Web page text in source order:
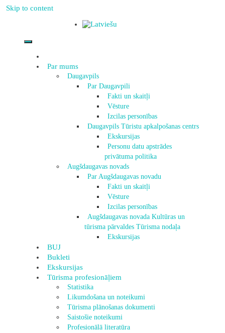
Skip to content
Par mums
Daugavpils
Par Daugavpili
Fakti un skaitļi
Vēsture
Izcilas personības
Daugavpils Tūristu apkalpošanas centrs
Ekskursijas
Personu datu apstrādes
privātuma politika
Augšdaugavas novads
Par Augšdaugavas novadu
Fakti un skaitļi
Vēsture
Izcilas personības
Augšdaugavas novada Kultūras un
tūrisma pārvaldes Tūrisma nodaļa
Ekskursijas
BUJ
Bukleti
Ekskursijas
Tūrisma profesionāļiem
Statistika
Likumdošana un noteikumi
Tūrisma plānošanas dokumenti
Saistošie noteikumi
Profesionālā literatūra